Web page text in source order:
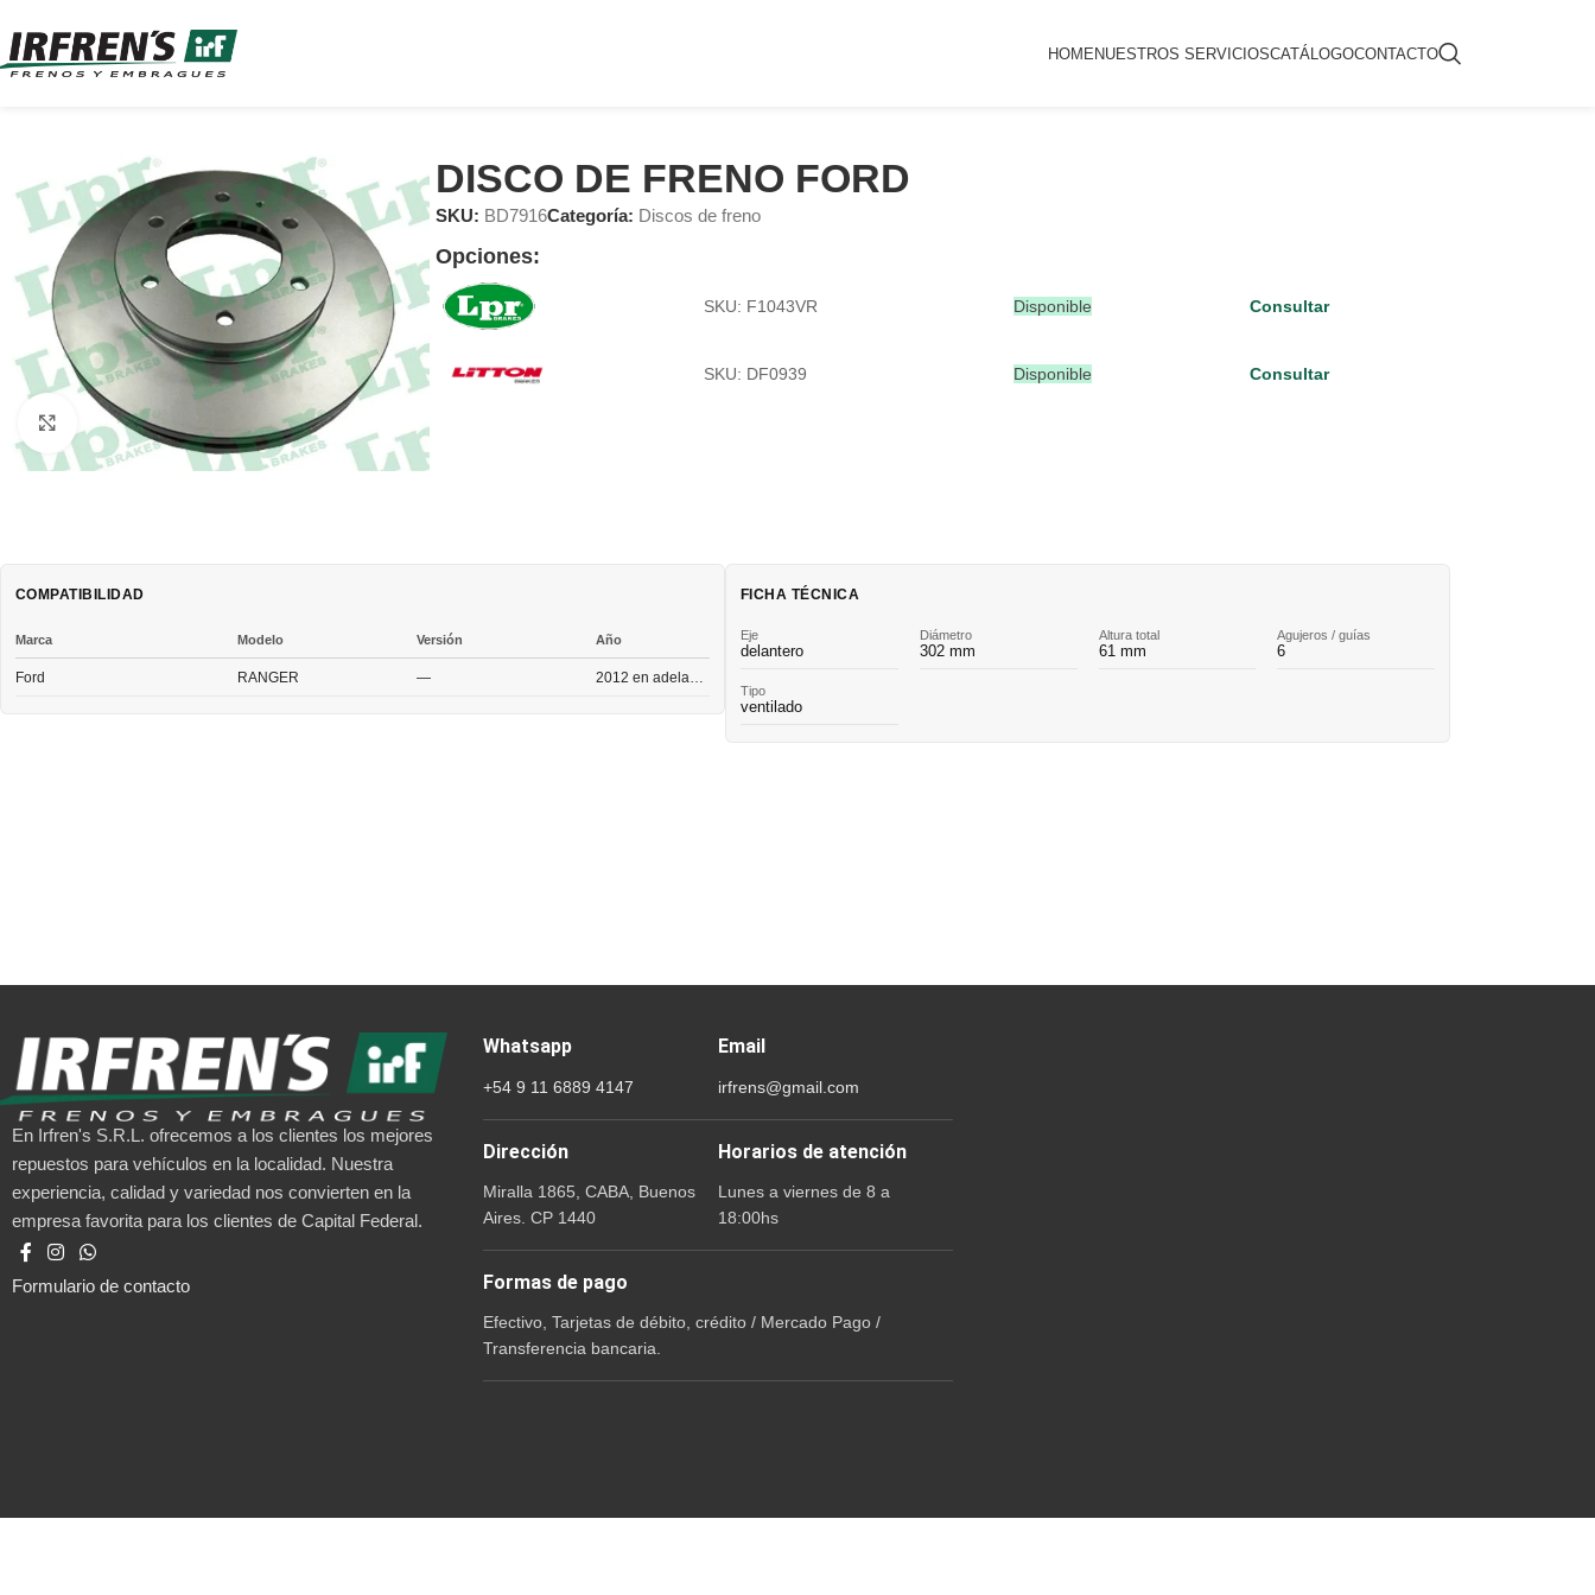
HOMENUESTROS SERVICIOSCATÁLOGOCONTACTO
Clic para ampliar
DISCO DE FRENO FORD
SKU: BD7916Categoría: Discos de freno
Opciones:
SKU: F1043VR Disponible Consultar
SKU: DF0939 Disponible Consultar
COMPATIBILIDAD
Marca Modelo Versión Año
Ford RANGER —
FICHA TÉCNICA
Eje
delantero
Diámetro
302 mm
Altura total
61 mm
Agujeros / guías
6
Tipo
ventilado
En Irfren's S.R.L. ofrecemos a los clientes los mejores
repuestos para vehículos en la localidad. Nuestra
experiencia, calidad y variedad nos convierten en la
empresa favorita para los clientes de Capital Federal.
Formulario de contacto
Whatsapp
+54 9 11 6889 4147
Email
irfrens@gmail.com
Dirección
Miralla 1865, CABA, Buenos
Aires. CP 1440
Horarios de atención
Lunes a viernes de 8 a
18:00hs
Formas de pago
Efectivo, Tarjetas de débito, crédito / Mercado Pago /
Transferencia bancaria.